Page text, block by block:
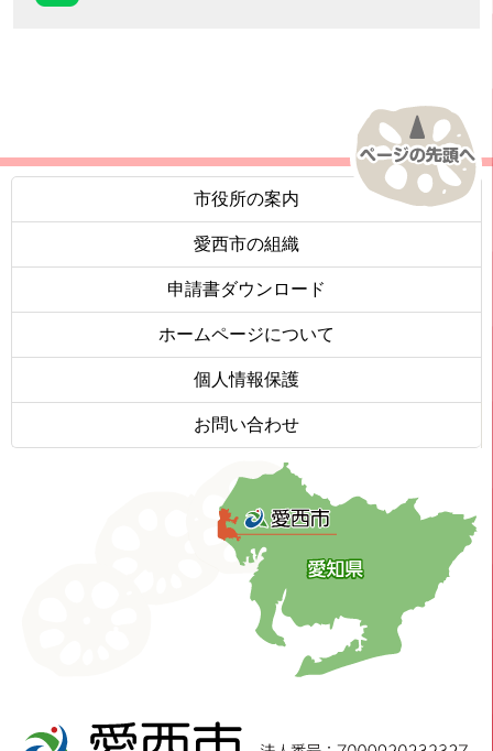
市役所の案内
愛西市の組織
申請書ダウンロード
ホームページについて
個人情報保護
お問い合わせ